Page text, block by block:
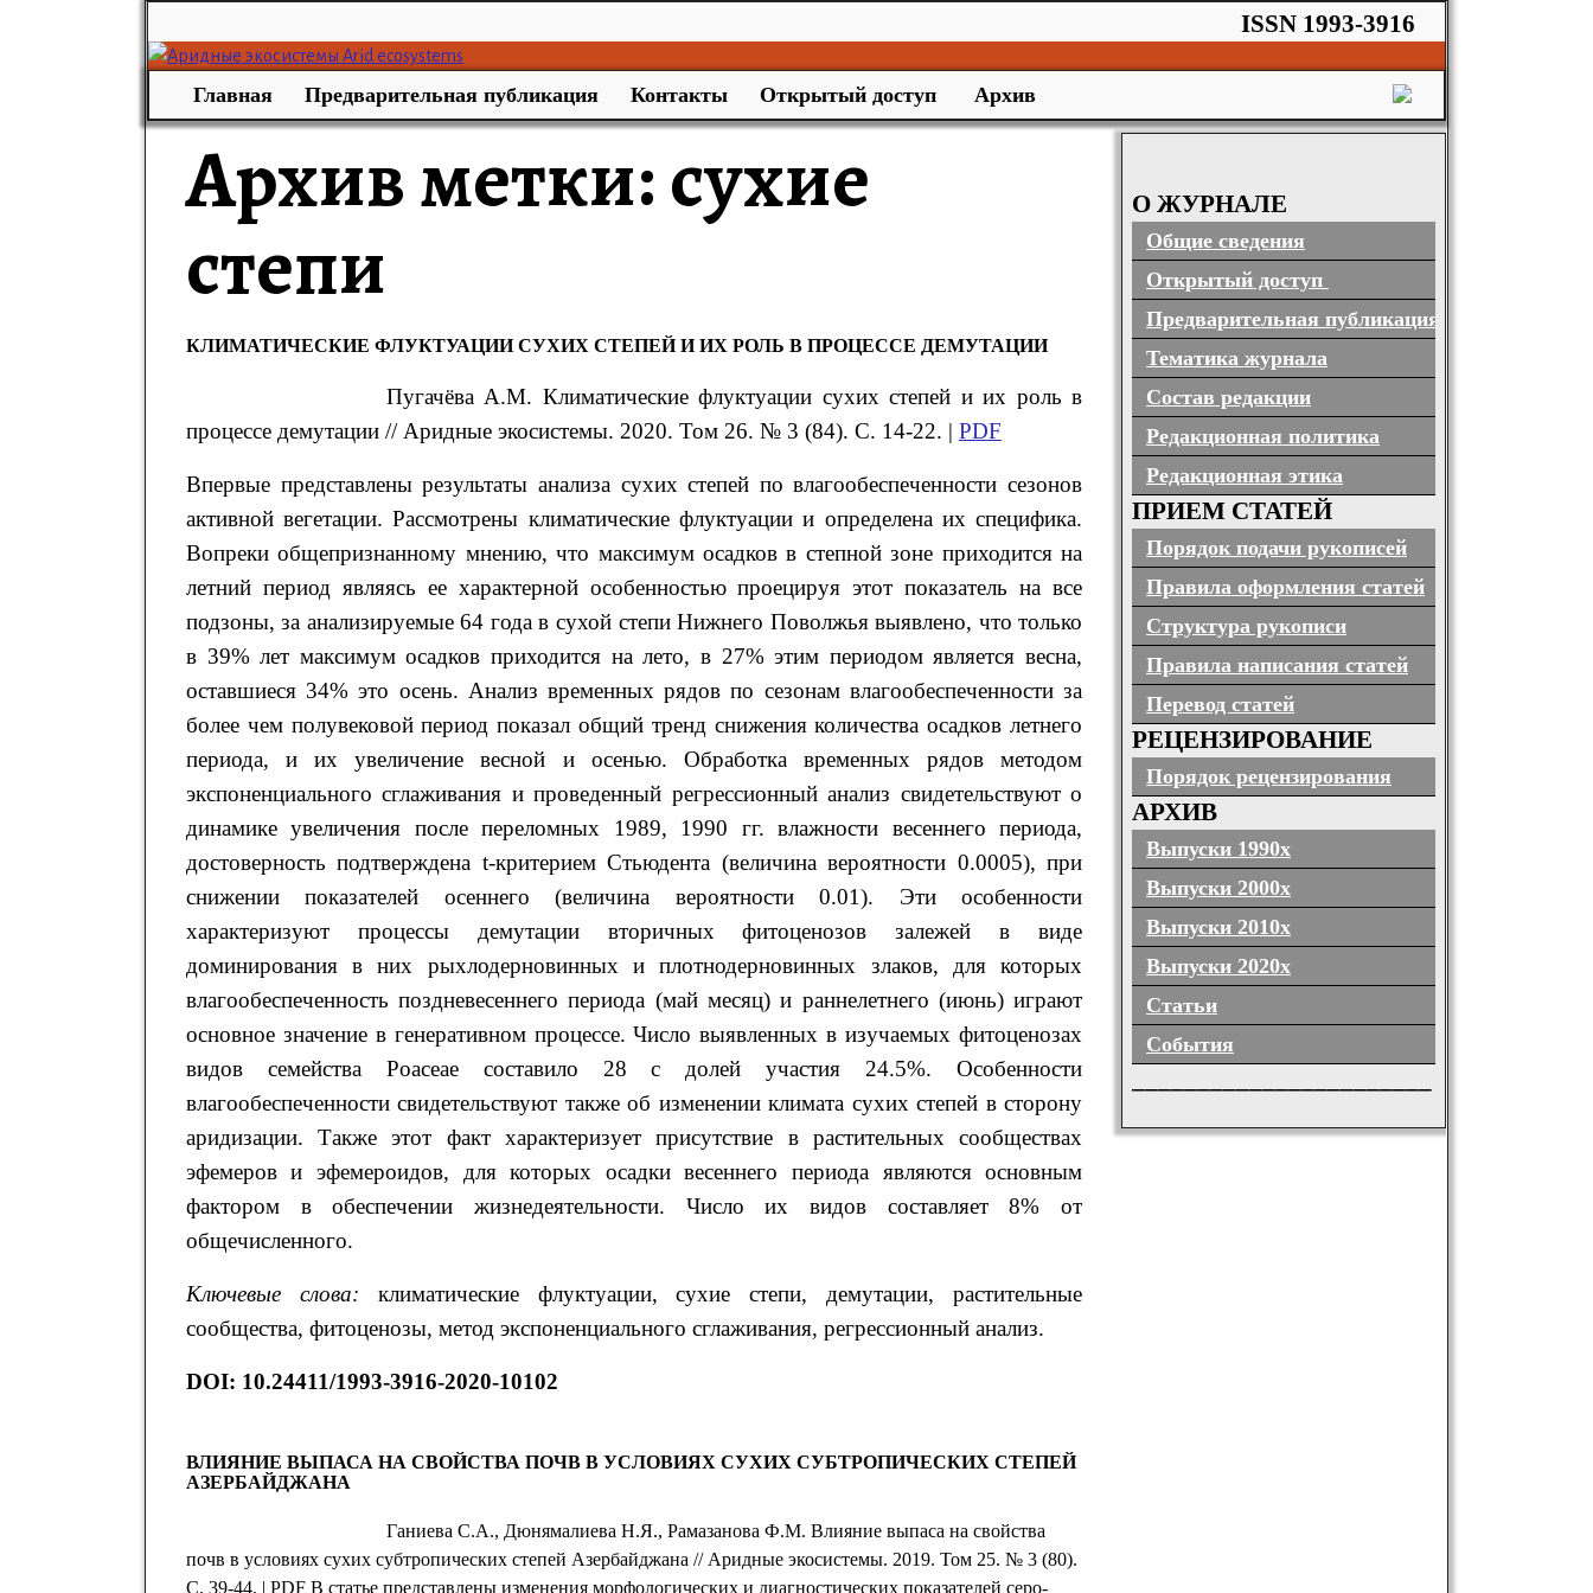
ISSN 1993-3916
Главная Предварительная публикация Контакты Открытый доступ Архив
Архив метки:сухие
степи
КЛИМАТИЧЕСКИЕ ФЛУКТУАЦИИ СУХИХ СТЕПЕЙ И ИХ РОЛЬ В ПРОЦЕССЕ ДЕМУТАЦИИ
ПугачёваА.М. Климатические флуктуации сухих степей и их роль в
процессе демутации // Аридные экосистемы. 2020. Том 26. № 3 (84). С. 14-22. | PDF
Впервые представлены результаты анализа сухих степей по влагообеспеченности сезонов
активной вегетации. Рассмотрены климатические флуктуации и определена их специфика.
Вопреки общепризнанному мнению, что максимум осадков в степной зоне приходится на
летний период являясь ее характерной особенностью проецируя этот показатель на все
подзоны, за анализируемые 64 года в сухой степи Нижнего Поволжья выявлено, что только
в 39% лет максимум осадков приходится на лето, в 27% этим периодом является весна,
оставшиеся 34% это осень. Анализ временных рядов по сезонам влагообеспеченности за
более чем полувековой период показал общий тренд снижения количества осадков летнего
периода, и их увеличение весной и осенью. Обработка временных рядов методом
экспоненциального сглаживания и проведенный регрессионный анализ свидетельствуют о
динамике увеличения после переломных 1989, 1990 гг. влажности весеннего периода,
достоверность подтверждена t-критерием Стьюдента (величина вероятности 0.0005), при
снижении показателей осеннего (величина вероятности 0.01). Эти особенности
характеризуют процессы демутации вторичных фитоценозов залежей в виде
доминирования в них рыхлодерновинных и плотнодерновинных злаков, для которых
влагообеспеченность поздневесеннего периода (май месяц) и раннелетнего (июнь) играют
основное значение в генеративном процессе. Число выявленных в изучаемых фитоценозах
видов семейства Poaceae составило 28 с долей участия 24.5%. Особенности
влагообеспеченности свидетельствуют также об изменении климата сухих степей в сторону
аридизации. Также этот факт характеризует присутствие в растительных сообществах
эфемеров и эфемероидов, для которых осадки весеннего периода являются основным
фактором в обеспечении жизнедеятельности. Число их видов составляет 8% от
общечисленного.
Ключевые слова: климатические флуктуации, сухие степи, демутации, растительные
сообщества, фитоценозы, метод экспоненциального сглаживания, регрессионный анализ.
DOI: 10.24411/1993-3916-2020-10102
ВЛИЯНИЕ ВЫПАСА НА СВОЙСТВА ПОЧВ В УСЛОВИЯХ СУХИХ СУБТРОПИЧЕСКИХ СТЕПЕЙ
АЗЕРБАЙДЖАНА
Ганиева С.А., Дюнямалиева Н.Я., Рамазанова Ф.М. Влияние выпаса на свойства
почв в условиях сухих субтропических степей Азербайджана // Аридные экосистемы. 2019. Том 25. № 3 (80).
С. 39-44. | PDF В статье представлены изменения морфологических и диагностических показателей серо-
О ЖУРНАЛЕ
Общие сведения
Открытый доступ
Предварительная публикация
Тематика журнала
Состав редакции
Редакционная политика
Редакционная этика
ПРИЕМ СТАТЕЙ
Порядок подачи рукописей
Правила оформления статей
Структура рукописи
Правила написания статей
Перевод статей
РЕЦЕНЗИРОВАНИЕ
Порядок рецензирования
АРХИВ
Выпуски 1990х
Выпуски 2000х
Выпуски 2010х
Выпуски 2020х
Статьи
События